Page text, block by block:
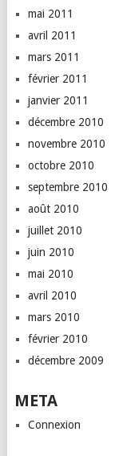
mai 2011
avril 2011
mars 2011
février 2011
janvier 2011
décembre 2010
novembre 2010
octobre 2010
septembre 2010
août 2010
juillet 2010
juin 2010
mai 2010
avril 2010
mars 2010
février 2010
décembre 2009
META
Connexion